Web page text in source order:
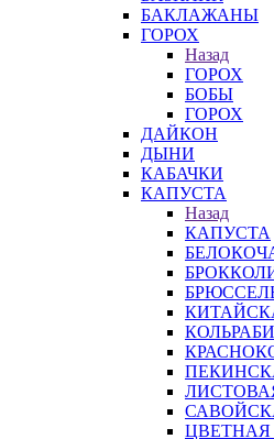
БАКЛАЖАНЫ
ГОРОХ
Назад
ГОРОХ
БОБЫ
ГОРОХ
ДАЙКОН
ДЫНИ
КАБАЧКИ
КАПУСТА
Назад
КАПУСТА
КОЛЬРАБИ
ЦВЕТНАЯ